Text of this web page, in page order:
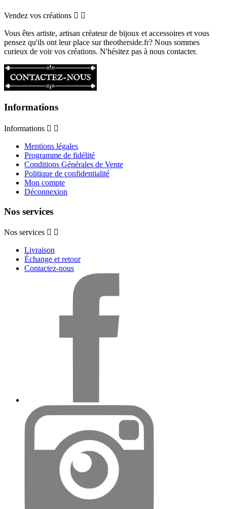
Vendez vos créations  
Vous êtes artiste, artisan créateur de bijoux et accessoires et vous
pensez qu'ils ont leur place sur theotherside.fr? Nous sommes
curieux de voir vos créations. N'hésitez pas à nous contacter.
Informations
Informations  
Mentions légales
Programme de fidélité
Conditions Générales de Vente
Politique de confidentialité
Mon compte
Déconnexion
Nos services
Nos services  
Livraison
Échange et retour
Contactez-nous